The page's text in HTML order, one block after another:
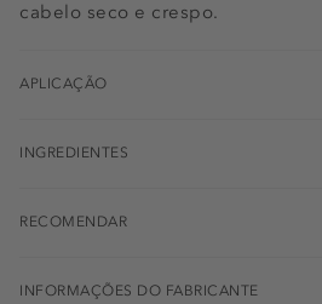
cabelo seco e crespo.
APLICAÇÃO
INGREDIENTES
RECOMENDAR
INFORMAÇÕES DO FABRICANTE